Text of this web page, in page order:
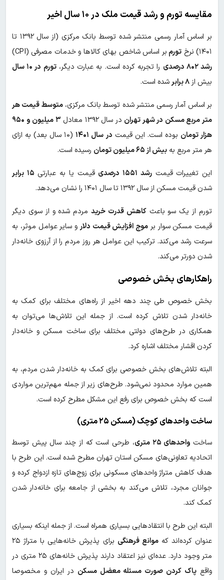
مقایسه تورم و رشد قیمت ملک در ۱۰ سال اخیر
بر اساس آمار رسمی منتشر شده توسط بانک مرکزی (از سال ۱۳۹۲ تا
۱۴۰۱) نرخ
تورم بر اساس شاخص بهای کالاها و خدمات مصرفی (CPI)
رشد ۸۰۲ درصدی
را تجربه کرده است. به عبارت دیگر،تورم در ۱۰ سال
بیش از ۸ برابر شده است.
بر اساس آمار رسمی منتشر شده توسط بانک مرکزی،متوسط قیمت هر
متر مربع مسکن در شهر تهران در سال ۱۳۹۲ معادل
۳ میلیون و ۹۵۰
هزار تومان بوده است. این قیمت در سال ۱۴۰۱
(۱۰ سال بعد) به ازای
هر متر مربع به بیش از ۶۵ میلیون تومان رسیده است.
این تغییرات قیمترشد ۱۵۵۱ درصدی قیمت یا به عبارتی ۱۵ برابر
شدن قیمت مسکن از سال ۱۳۹۲ تا سال ۱۴۰۱ را نشان می‌دهد.
تورم از یک سو باعثکاهش قدرت خریدمردم شده و از سوی دیگر
قیمت مسکن سوار بر موج افزایش قیمت دلار و سایر عوامل موثر، به
سرعت رشد می‌کند. ترکیب این عوامل هر روز مردم را از آرزوی خانه‌دار
شدن دورتر می‌کند.
راهکارهای بخش خصوصی
بخش خصوص طی چند دهه اخیر از راه‌های مختلف برای کمک به
خانه‌دار شدن تلاش کرده است. از جمله این تلاش‌ها می‌توان به
همکاری در طرح‌های دولتی مختلف برای ساخت مسکن و خانه‌دار
کردن اقشار مختلف اشاره کرد.
البته تلاش‌های بخش خصوصی برای کمک به خانه‌دار شدن مردم، به
همین موارد محدود نمی‌شود. طرح‌های زیر از جمله مهم‌ترین مواردی
است که بخش خصوص برای رفع این مشکل مطرح کرده است.
ساخت واحدهای کوچک (مسکن ۲۵ متری)
ساخت واحدهای ۲۵ متری
، طرحی است که از چند سال پیش توسط
اتحادیه تعاونی‌های مسکن استان تهران مطرح شده است. این طرح با
هدف کاهش متراژ واحدهای مسکونی برای زوج‌های تازه ازدواج کرده و
جوانان مجرد، تلاش می‌کند به بخشی از جامعه برای خانه‌دار شدن
کمک کند.
البته این طرح با انتقادهایی بسیاری همراه است. از جمله اینکه بسیاری
عنوان کرده‌اند کهموانع فرهنگی
برای پذیرش خانه‌هایی با متراژ ۲۵
متر وجود دارد. عده‌ای نیز اعتقاد دارند پذیرش خانه‌های ۲۵ متری در
واقع پاک کردن صورت مسئله معضل مسکن در ایران و مخصوصا